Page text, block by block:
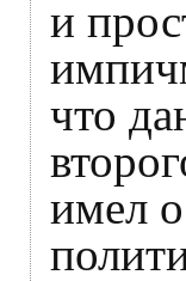
и
что
имел